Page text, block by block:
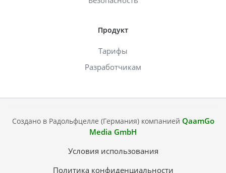
Продукт
Тарифы
Разработчикам
Создано в Радольфцелле (Германия) компанией QaamGo
Media GmbH
Условия использования
Политика конфиденциальности